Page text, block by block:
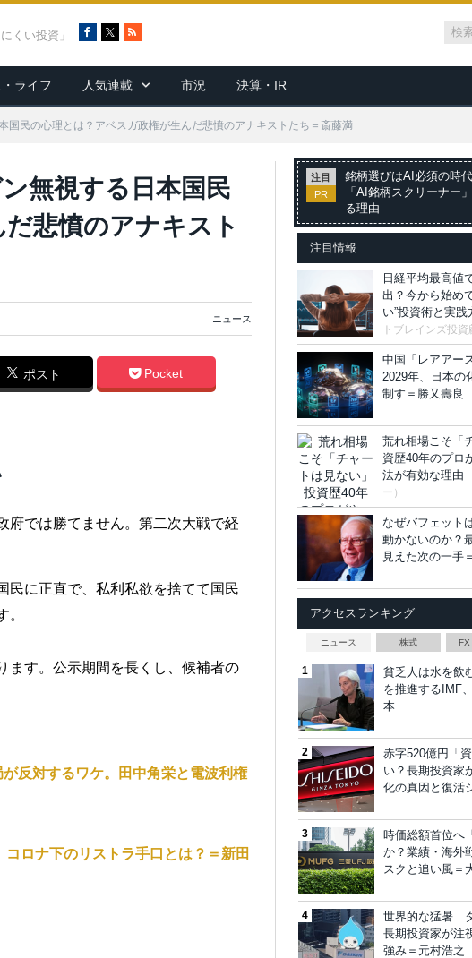
くい投資」
c
e
b
o
R
S
ライフ 人気連載 市況 決算・IR
国民の心理とは？アベスガ政権が生んだ悲憤のアナキストたち＝斎藤満
無視する日本国民
悲憤のアナキスト
ニュース
ポスト Pocket
府では勝てません。第二次大戦で経
民に正直で、私利私欲を捨てて国民
。
ます。公示期間を長くし、候補者の
反対するワケ。田中角栄と電波利権
ロナ下のリストラ手口とは？＝新田
注目
PR
銘柄選びはAI必須の時
「AI銘柄スクリーナー
る理由
注目情報
日経平均最高値
出？今から始め
い”投資術と実践
トブレインズ投資
中国「レアアー
2029年、日本の
制す＝勝又壽良
荒れ相場こそ「
資歴40年のプロ
法が有効な理由
ー）
なぜバフェット
動かないのか？
見えた次の一手
アクセスランキング
ニュース 株式 FX
貧乏人は水を飲
を推進するIMF
本
赤字520億円「
い？長期投資家
化の真因と復活
時価総額首位へ
か？業績・海外
スクと追い風＝
世界的な猛暑…
長期投資家が注
強み＝元村浩之